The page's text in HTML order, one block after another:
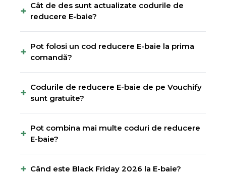
+ Cât de des sunt actualizate codurile de
reducere E-baie?
+ Pot folosi un cod reducere E-baie la prima
comandă?
+ Codurile de reducere E-baie de pe Vouchify
sunt gratuite?
+ Pot combina mai multe coduri de reducere
E-baie?
+ Când este Black Friday 2026 la E-baie?